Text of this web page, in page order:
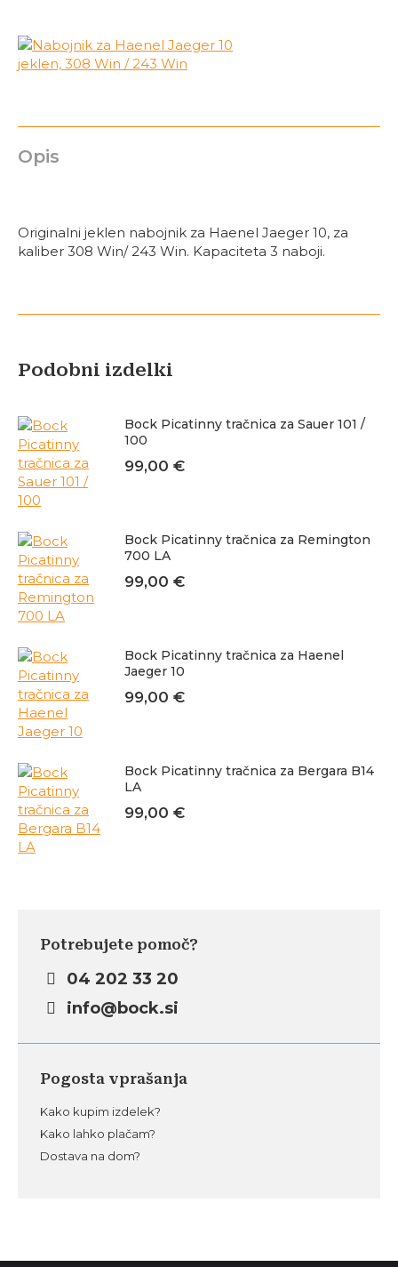
/
243
Opis
Originalni jeklen nabojnik za Haenel Jaeger 10, za
kaliber 308 Win/ 243 Win. Kapaciteta 3 naboji.
Podobni izdelki
Bock Picatinny tračnica za Sauer 101 /
100
99,00 €
Bock Picatinny tračnica za Remington
700 LA
99,00 €
Bock Picatinny tračnica za Haenel
Jaeger 10
99,00 €
Bock Picatinny tračnica za Bergara B14
LA
99,00 €
Potrebujete pomoč?
04 202 33 20
info@bock.si
Pogosta vprašanja
Kako kupim izdelek?
Kako lahko plačam?
Dostava na dom?